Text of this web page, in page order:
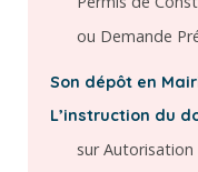
ou Demande
Son dépôt en
L’instruction du
sur Autorisation